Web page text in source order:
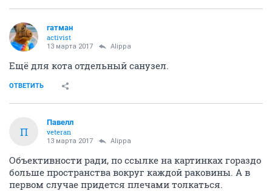
гатман
activist
13 марта 2017 Alippa
Ещё для кота отдельный санузел.
ОТВЕТИТЬ
П
Павелл
veteran
13 марта 2017 Alippa
Объективности ради, по ссылке на картинках гораздо
больше пространства вокруг каждой раковины. А в
первом случае придется плечами толкаться.